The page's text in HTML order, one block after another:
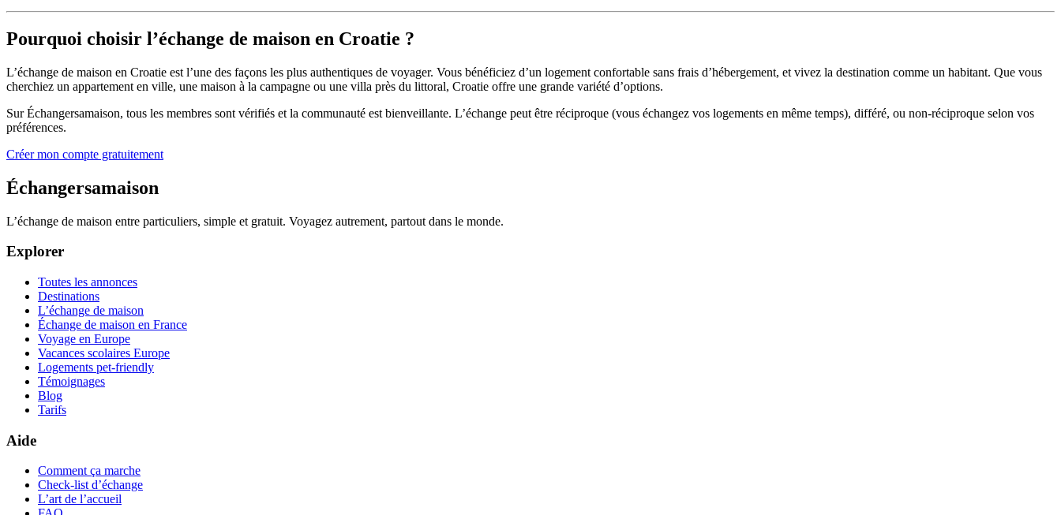
Pourquoi choisir l’échange de maison en Croatie ?
L’échange de maison en Croatie est l’une des façons les plus authentiques de voyager. Vous bénéficiez d’un logement confortable sans frais d’hébergement, et vivez la destination comme un habitant. Que vous
cherchiez un appartement en ville, une maison à la campagne ou une villa près du littoral, Croatie offre une grande variété d’options.
Sur Échangersamaison, tous les membres sont vérifiés et la communauté est bienveillante. L’échange peut être réciproque (vous échangez vos logements en même temps), différé, ou non-réciproque selon vos
préférences.
Créer mon compte gratuitement
Échangersamaison
L’échange de maison entre particuliers, simple et gratuit. Voyagez autrement, partout dans le monde.
Explorer
Toutes les annonces
Destinations
L’échange de maison
Échange de maison en France
Voyage en Europe
Vacances scolaires Europe
Logements pet-friendly
Témoignages
Blog
Tarifs
Aide
Comment ça marche
Check-list d’échange
L’art de l’accueil